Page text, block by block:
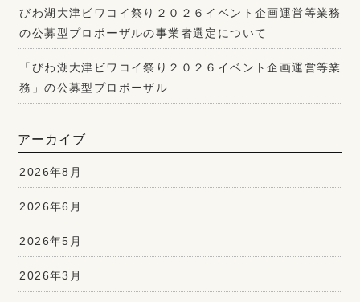
びわ湖大津ビワコイ祭り２０２６イベント企画運営等業務
の公募型プロポーザルの事業者選定について
「びわ湖大津ビワコイ祭り２０２６イベント企画運営等業
務」の公募型プロポーザル
アーカイブ
2026年8月
2026年6月
2026年5月
2026年3月